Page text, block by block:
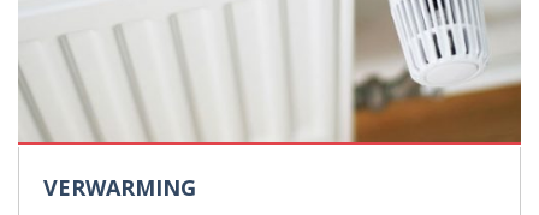
VERWARMING